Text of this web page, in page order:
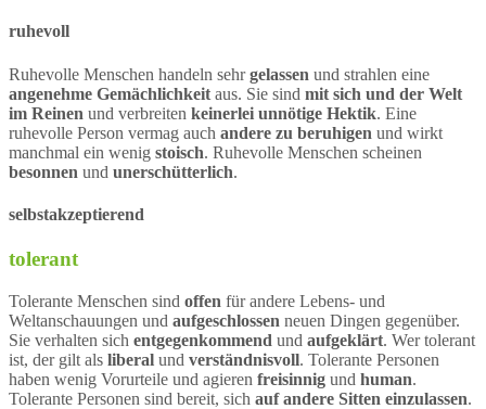
ruhevoll
Ruhevolle Menschen handeln sehrgelassen und strahlen eine
angenehme Gemächlichkeit aus. Sie sind mit sich und der Welt
im Reinen und verbreiten keinerlei unnötige Hektik. Eine
ruhevolle Person vermag auch andere zu beruhigen und wirkt
manchmal ein wenig stoisch. Ruhevolle Menschen scheinen
besonnen und unerschütterlich.
selbstakzeptierend
tolerant
Tolerante Menschen sind offen für andere Lebens- und
Weltanschauungen und aufgeschlossen neuen Dingen gegenüber.
Sie verhalten sich entgegenkommend und aufgeklärt. Wer tolerant
ist, der gilt als liberal und verständnisvoll. Tolerante Personen
haben wenig Vorurteile und agieren freisinnig und human.
Tolerante Personen sind bereit, sich auf andere Sitten einzulassen.